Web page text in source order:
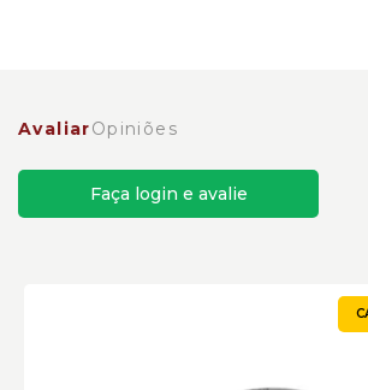
AvaliarOpiniões
Faça login e avalie